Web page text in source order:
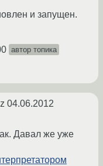
и запущен.
автор топика
04.06.2012
Давал же уже